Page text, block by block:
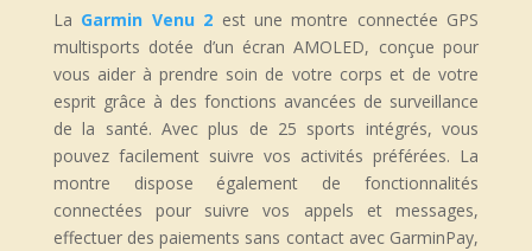
La Garmin Venu 2 est une montre connectée GPS
multisports dotée d’un écran AMOLED, conçue pour
vous aider à prendre soin de votre corps et de votre
esprit grâce à des fonctions avancées de surveillance
de la santé. Avec plus de 25 sports intégrés, vous
pouvez facilement suivre vos activités préférées. La
montre dispose également de fonctionnalités
connectées pour suivre vos appels et messages,
effectuer des paiements sans contact avec GarminPay,